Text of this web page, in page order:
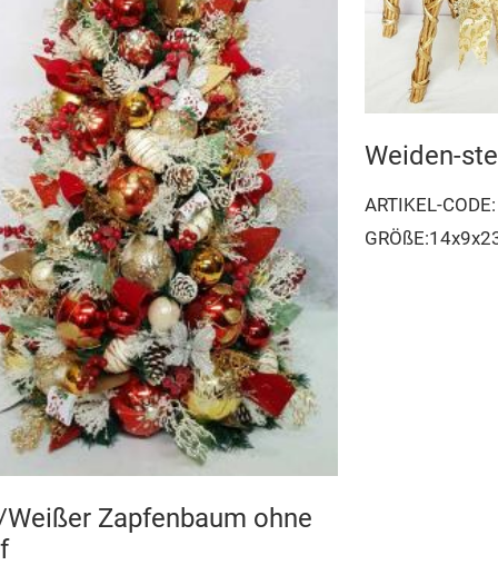
Zapfenbaum ohne
Weiden-
ARTIKEL-